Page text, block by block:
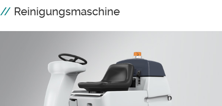
Reinigungsmaschine